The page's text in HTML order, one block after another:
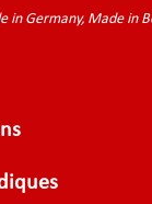
in Germany, Made in